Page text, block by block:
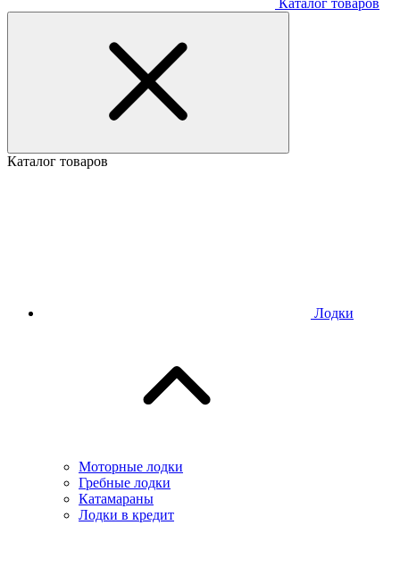
Каталог товаров
Каталог товаров
Лодки
Моторные лодки
Гребные лодки
Катамараны
Лодки в кредит